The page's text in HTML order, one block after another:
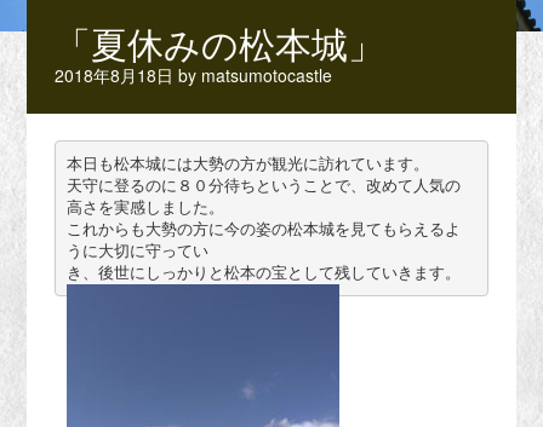
「夏休みの松本城」
2018年8月18日 by matsumotocastle
本日も松本城には大勢の方が観光に訪れています。
天守に登るのに８０分待ちということで、改めて人気の
高さを実感しました。
これからも大勢の方に今の姿の松本城を見てもらえるよ
うに大切に守ってい
き、後世にしっかりと松本の宝として残していきます。